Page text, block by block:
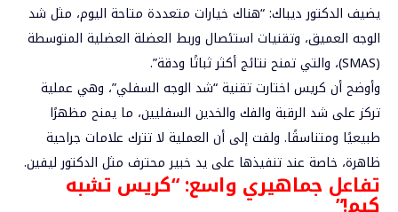
يضيف الدكتور ديباك: “هناك خيارات متعددة متاحة اليوم، مثل شد
الوجه العميق، وتقنيات استئصال وربط العضلة العضلية المتوسطة
(SMAS)، والتي تمنح نتائج أكثر ثباتًا ودقة”.
وأوضح أن كريس اختارت تقنية “شد الوجه السفلي”، وهي عملية
تركز على شد الرقبة والفك والخدين السفليين، ما يمنح مظهرًا
طبيعيًا ومتناسقًا. ولفت إلى أن العملية لا تترك علامات جراحية
ظاهرة، خاصة عند تنفيذها على يد خبير محترف مثل الدكتور ليفين.
تفاعل جماهيري واسع: “كريس تشبه